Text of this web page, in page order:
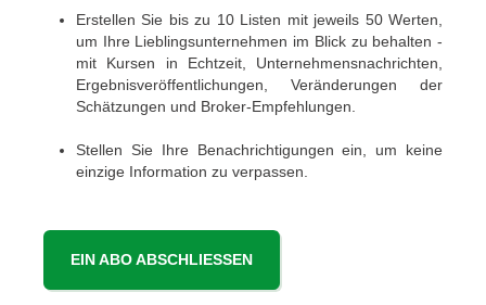
Erstellen Sie bis zu 10 Listen mit jeweils 50 Werten,
um Ihre Lieblingsunternehmen im Blick zu behalten -
mit Kursen in Echtzeit, Unternehmensnachrichten,
Ergebnisveröffentlichungen, Veränderungen der
Schätzungen und Broker-Empfehlungen.
Stellen Sie Ihre Benachrichtigungen ein, um keine
einzige Information zu verpassen.
EIN ABO ABSCHLIESSEN